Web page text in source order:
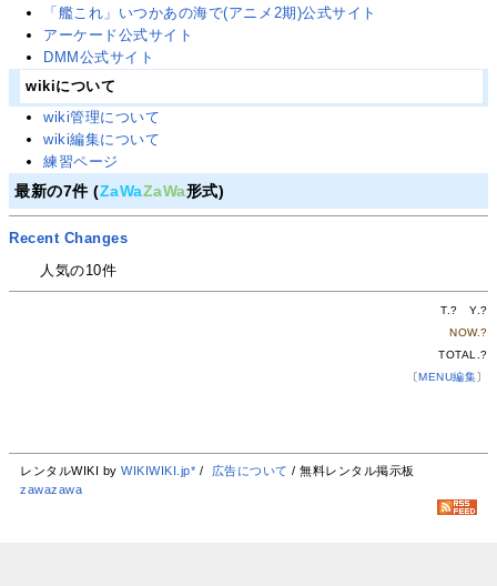
「艦これ」いつかあの海で(アニメ2期)公式サイト
アーケード公式サイト
DMM公式サイト
wikiについて
wiki管理について
wiki編集について
練習ページ
最新の7件 (ZaWaZaWa形式)
Recent Changes
人気の10件
T.? Y.?
NOW.?
TOTAL.?
〔MENU編集〕
レンタルWIKI byWIKIWIKI.jp* / 広告について / 無料レンタル掲示板
zawazawa